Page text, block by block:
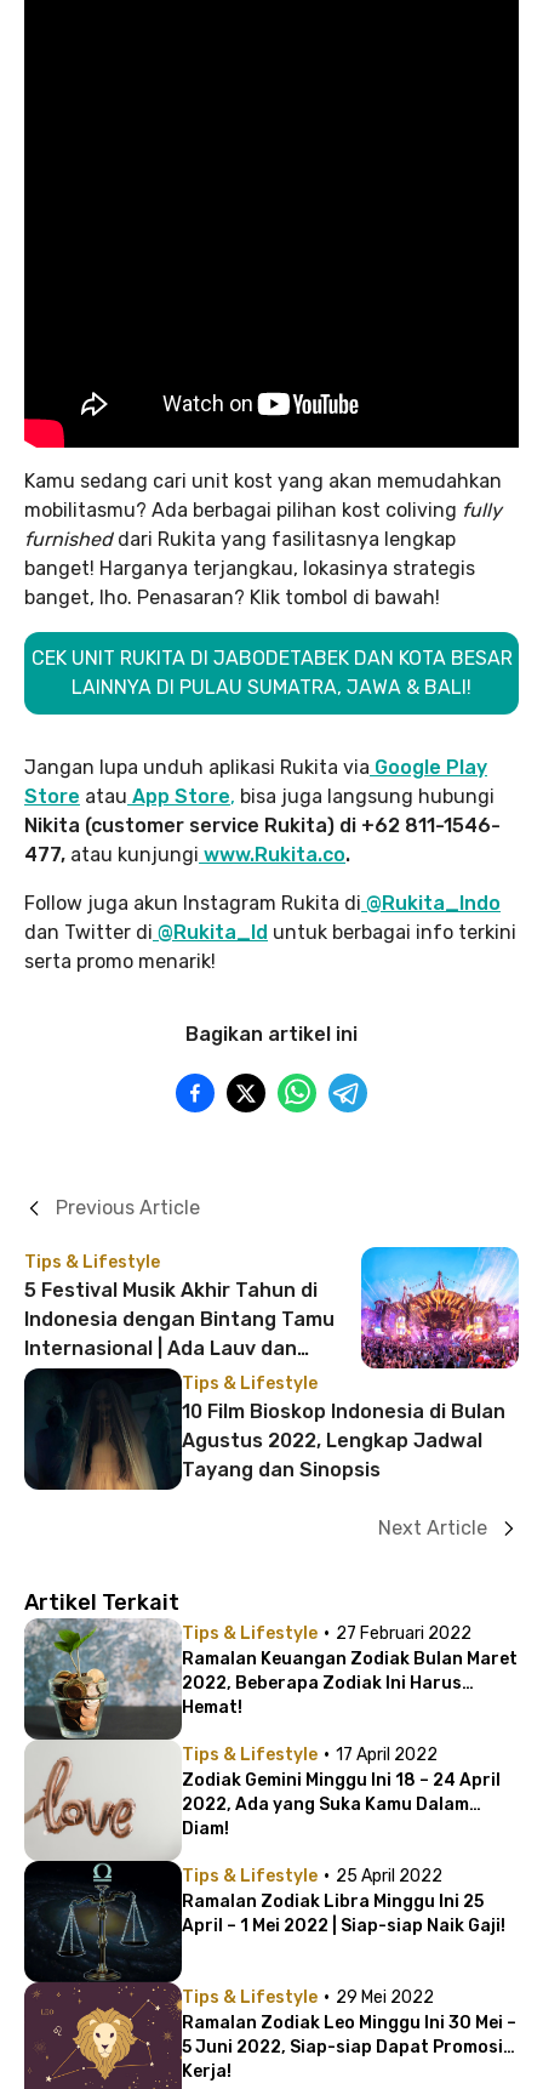
Kamu sedang cari unit kost yang akan memudahkan
mobilitasmu? Ada berbagai pilihan kost coliving fully
furnished dari Rukita yang fasilitasnya lengkap
banget! Harganya terjangkau, lokasinya strategis
banget, lho. Penasaran? Klik tombol di bawah!
CEK UNIT RUKITA DI JABODETABEK DAN KOTA BESAR
LAINNYA DI PULAU SUMATRA, JAWA & BALI!
Jangan lupa unduh aplikasi Rukita via Google Play
Store atau App Store, bisa juga langsung hubungi
Nikita (customer service Rukita) di +62 811-1546-
477, atau kunjungi www.Rukita.co.
Follow juga akun Instagram Rukita di @Rukita_Indo
dan Twitter di @Rukita_Id untuk berbagai info terkini
serta promo menarik!
Bagikan artikel ini
Tips & Lifestyle
5 Festival Musik Akhir Tahun di
Indonesia dengan Bintang Tamu
Internasional | Ada Lauv dan
HONNE!
Previous Article
Tips & Lifestyle
10 Film Bioskop Indonesia di Bulan
Agustus 2022, Lengkap Jadwal
Tayang dan Sinopsis
Next Article
Artikel Terkait
Tips & Lifestyle · 27 Februari 2022
Ramalan Keuangan Zodiak Bulan Maret
2022, Beberapa Zodiak Ini Harus
Hemat!
Tips & Lifestyle · 17 April 2022
Zodiak Gemini Minggu Ini 18 – 24 April
2022, Ada yang Suka Kamu Dalam
Diam!
Tips & Lifestyle · 25 April 2022
Ramalan Zodiak Libra Minggu Ini 25
April – 1 Mei 2022 | Siap-siap Naik Gaji!
Tips & Lifestyle · 29 Mei 2022
Ramalan Zodiak Leo Minggu Ini 30 Mei –
5 Juni 2022, Siap-siap Dapat Promosi
Kerja!